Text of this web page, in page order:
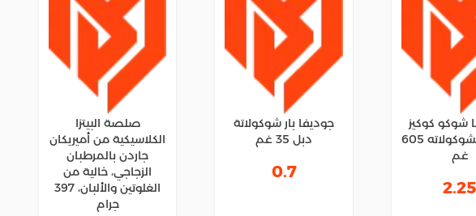
شوكو كوكيز
فاخرة بالشوكولاته 605
غم
2.25
جوديفا بار شوكولاتة
دبل 35 غم
0.7
صلصة البيتزا
الكلاسيكية من أميريكان
جاردن بالمرطبان
الزجاجي، خالية من
الغلوتين والألبان، 397
جرام